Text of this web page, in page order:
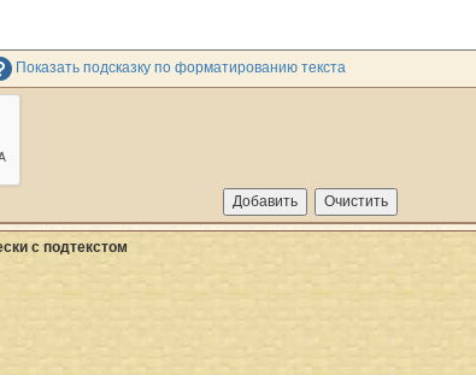
Показать подсказку по форматированию текста
с подтекстом